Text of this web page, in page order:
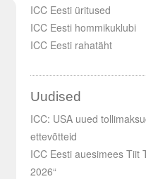
ICC Eesti üritused
ICC Eesti hommikuklubi
ICC Eesti rahatäht
Uudised
ICC: USA uued
ettevõtteid
ICC Eesti auesimees Tiit
2026“